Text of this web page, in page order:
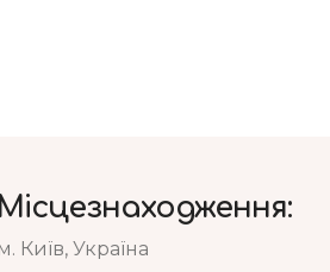
Місцезнаходження:
м. Київ, Україна